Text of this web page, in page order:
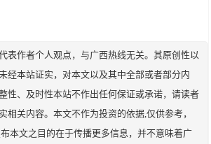
表作者个人观点，与广西热线无关。其原创性以
经本站证实，对本文以及其中全部或者部分内
性、及时性本站不作出任何保证或承诺，请读者
相关内容。本文不作为投资的依据,仅供参考，
本文之目的在于传播更多信息，并不意味着广